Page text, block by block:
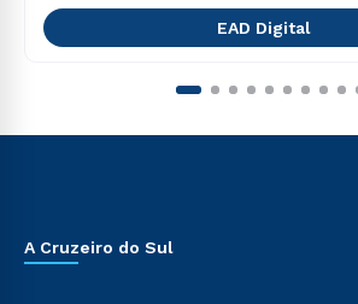
EAD Digital
A Cruzeiro do Sul